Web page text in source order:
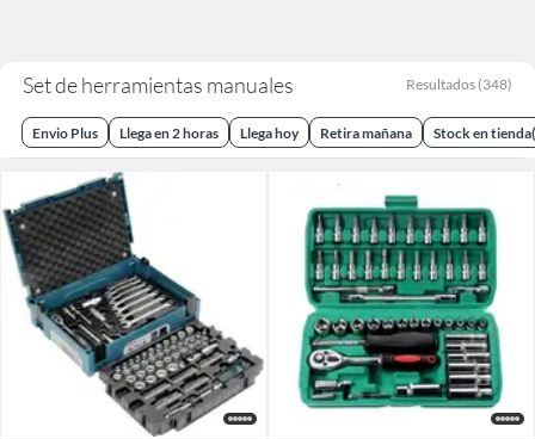
Set de herramientas manuales Resultados (348)
Envio Plus Llega en 2 horas Llega hoy Retira mañana Stock en tienda(